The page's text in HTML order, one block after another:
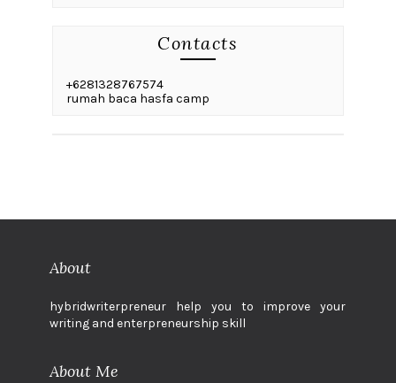
Contacts
+6281328767574
rumah baca hasfa camp
About
hybridwriterpreneur help you to improve your
writing and enterpreneurship skill
About Me